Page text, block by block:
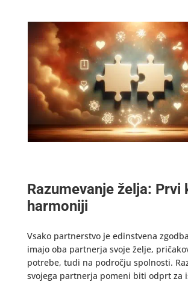
Razumevanje želja: Prvi
harmoniji
Vsako partnerstvo je edinstvena
imajo oba partnerja svoje želje,
potrebe, tudi na področju spolnosti.
svojega partnerja pomeni biti odprt za